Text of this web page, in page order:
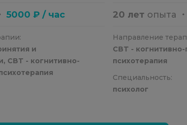
5000 ₽ / час
и
CBT - когнитивно-
20 лет опыта ・
Направление
CBT -
психотерапия
Специальность:
психолог